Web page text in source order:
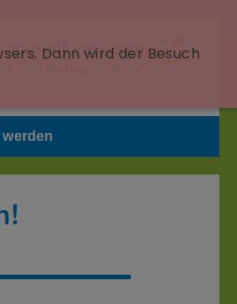
schnell verlassen
Dann wird der Besuch